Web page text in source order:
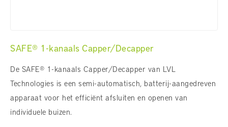
SAFE® 1-kanaals Capper/Decapper
De SAFE® 1-kanaals Capper/Decapper van LVL
Technologies is een semi-automatisch, batterij-aangedreven
apparaat voor het efficiënt afsluiten en openen van
individuele buizen.